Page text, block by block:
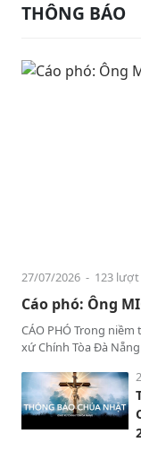
THÔNG BÁO
27/07/2026 - 123 lượt
Cáo phó: Ông
CÁO PHÓ Trong
xứ Chính Tòa Đà